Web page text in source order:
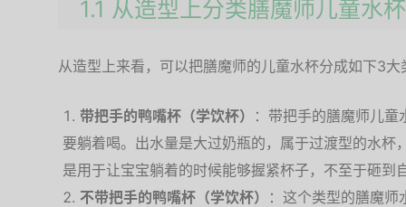
1.1 从造型上分类膳魔师儿童水杯
从造型上来看，可以把膳魔师的儿童水杯分成如下3大
带把手的鸭嘴杯（学饮杯）
：带把手的膳魔师儿
要躺着喝。出水量是大过奶瓶的，属于过渡型的水杯
是用于让宝宝躺着的时候能够握紧杯子，不至于砸到
不带把手的鸭嘴杯（学饮杯）
：这个类型的膳魔